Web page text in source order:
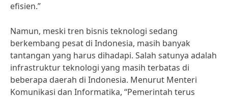
efisien.”
Namun, meski tren bisnis teknologi sedang
berkembang pesat di Indonesia, masih banyak
tantangan yang harus dihadapi. Salah satunya adalah
infrastruktur teknologi yang masih terbatas di
beberapa daerah di Indonesia. Menurut Menteri
Komunikasi dan Informatika, “Pemerintah terus